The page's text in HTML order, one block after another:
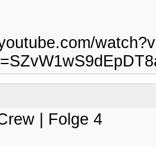
| Folge 4